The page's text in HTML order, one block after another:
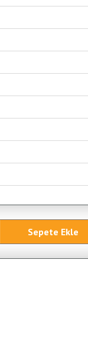
Sepete Ekle